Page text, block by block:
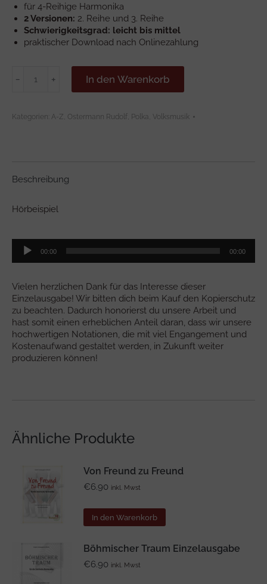
für 4-Reihige Harmonika
2 Versionen: 2. Reihe und 3. Reihe
Schwierigkeitsgrad: leicht bis mittel
praktischer Download nach Onlinezahlung
DER
DEM
﹣ ﹢ In den Warenkorb
Kategorien: A-Z Ostermann Rudolf Polka Volksmusik
Beschreibung
Hörbeispiel
Audio-
Player
00:00 00:00
Vielen herzlichen Dank für das Interesse dieser
Einzelausgabe! Wir bitten dich beim Kauf den Kopierschutz
zu beachten. Dadurch honorierst du unsere Arbeit und
hast somit einen erheblichen Anteil daran, dass wir unsere
hochwertigen Notationen, die mit viel Engangement und
Kostenaufwand gestaltet werden, in Zukunft weiter
produzieren können!
Ähnliche Produkte
Von Freund zu Freund
€6.90 inkl. Mwst
In den Warenkorb
Böhmischer Traum Einzelausgabe
€6.90 inkl. Mwst